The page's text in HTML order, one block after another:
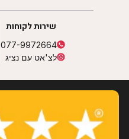
שירות לקוחות
077-9972664
לצ'אט עם נציג